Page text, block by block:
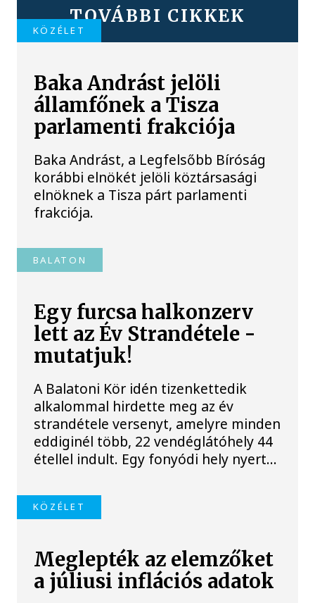
TOVÁBBI CIKKEK
KÖZÉLET
Baka Andrást jelöli
államfőnek a Tisza
parlamenti frakciója
Baka Andrást, a Legfelsőbb Bíróság
korábbi elnökét jelöli köztársasági
elnöknek a Tisza párt parlamenti
frakciója.
BALATON
Egy furcsa halkonzerv
lett az Év Strandétele -
mutatjuk!
A Balatoni Kör idén tizenkettedik
alkalommal hirdette meg az év
strandétele versenyt, amelyre minden
eddiginél több, 22 vendéglátóhely 44
étellel indult. Egy fonyódi hely nyert...
KÖZÉLET
Meglepték az elemzőket
a júliusi inflációs adatok